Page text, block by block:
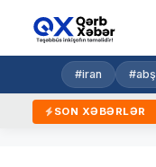
#iran #abş
SON XƏBƏRLƏR
yeni qaydalar